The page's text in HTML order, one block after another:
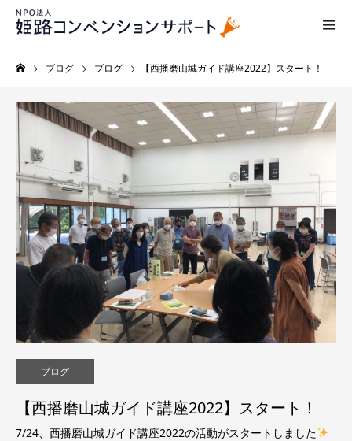
ブログ ブログ 【西播磨山城ガイド講座2022】スタート！
ブログ
【西播磨山城ガイド講座2022】スタート！
7/24、西播磨山城ガイド講座2022の活動がスタートしました